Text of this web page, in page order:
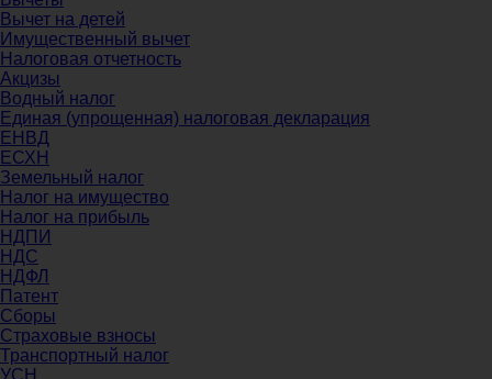
Вычет на детей
Имущественный вычет
Налоговая отчетность
Акцизы
Водный налог
Единая (упрощенная) налоговая декларация
ЕНВД
ЕСХН
Земельный налог
Налог на имущество
Налог на прибыль
НДПИ
НДС
НДФЛ
Патент
Сборы
Страховые взносы
Транспортный налог
УСН